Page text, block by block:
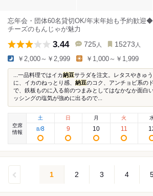
忘年会・団体60名貸切OK/年末年始も予約歓迎
チーズのもんじゃが魅力
3.44 725 人 15273 人
￥2,000～￥2,999 ￥1,000～￥1,999
...一品料理ではイカ納豆サラダを注文。レタスやきゅ
に、イカのねっとり感、 納豆のコク、アンチョビ系の
で、鉄板ものに入る前のつまみとしてはなかなか面白い
ッシングの塩気が強めに出るので...
空席
情報
土
8/8
日
9
月
10
火
11
1 2 3 4